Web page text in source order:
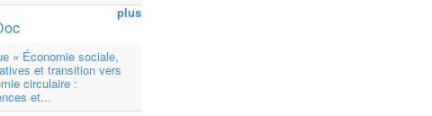
plus
« Économie sociale,
et transition vers
circulaire :
et...